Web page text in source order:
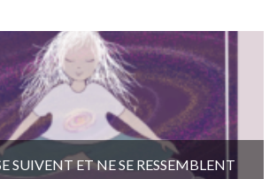
SUIVENT ET NE SE RESSEMBLENT